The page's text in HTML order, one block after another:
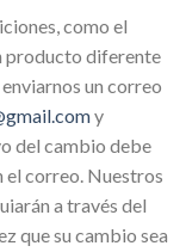
como el
producto diferente
un correo
y
del cambio debe
el correo. Nuestros
a través del
que su cambio sea